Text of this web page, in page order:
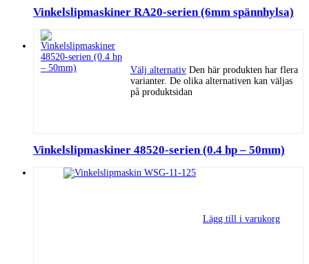
Vinkelslipmaskiner RA20-serien (6mm spännhylsa)
Välj alternativ Den här produkten har flera
varianter. De olika alternativen kan väljas
på produktsidan
Vinkelslipmaskiner 48520-serien (0.4 hp – 50mm)
Lägg till i varukorg